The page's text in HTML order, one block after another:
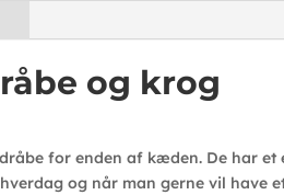
og krog
for enden af kæden. De har et
og når man gerne vil have